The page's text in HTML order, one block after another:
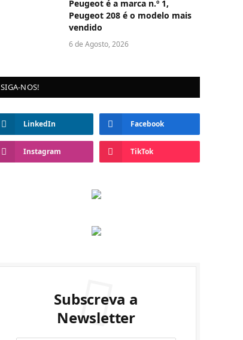
Peugeot é a marca n.º 1,
Peugeot 208 é o modelo mais
vendido
6 de Agosto, 2026
SIGA-NOS!
LinkedIn Facebook
Instagram TikTok
Subscreva a
Newsletter